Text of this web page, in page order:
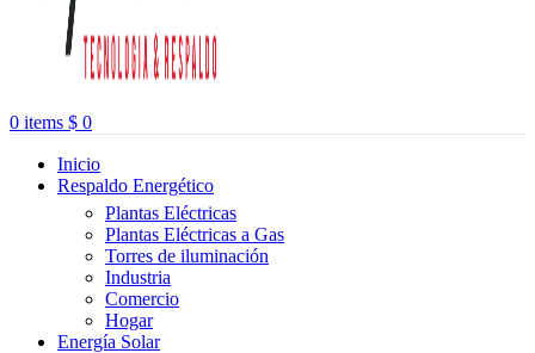
0 items $ 0
Inicio
Respaldo Energético
Plantas Eléctricas
Plantas Eléctricas a Gas
Torres de iluminación
Industria
Comercio
Hogar
Energía Solar